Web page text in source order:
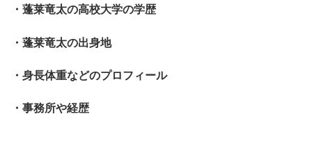
・蓬莱竜太の高校大学の学歴
・蓬莱竜太の出身地
・身長体重などのプロフィール
・事務所や経歴